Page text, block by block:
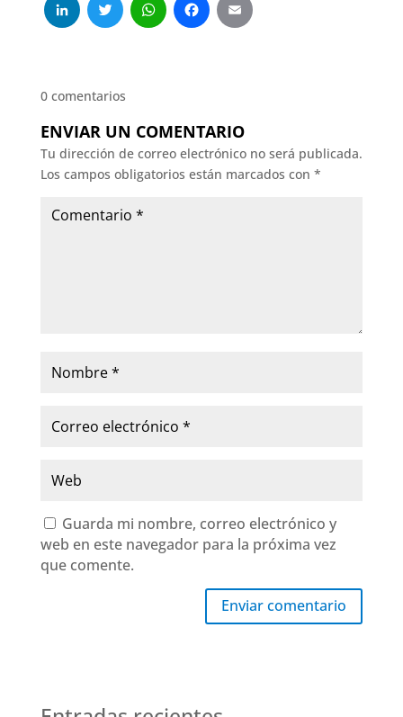
LinkedIn
Twitter
WhatsApp
Facebook
0 comentarios
ENVIAR UN COMENTARIO
Tu dirección de correo electrónico no será publicada.
Los campos obligatorios están marcados con *
Guarda mi nombre, correo electrónico y
web en este navegador para la próxima vez
que comente.
Enviar comentario